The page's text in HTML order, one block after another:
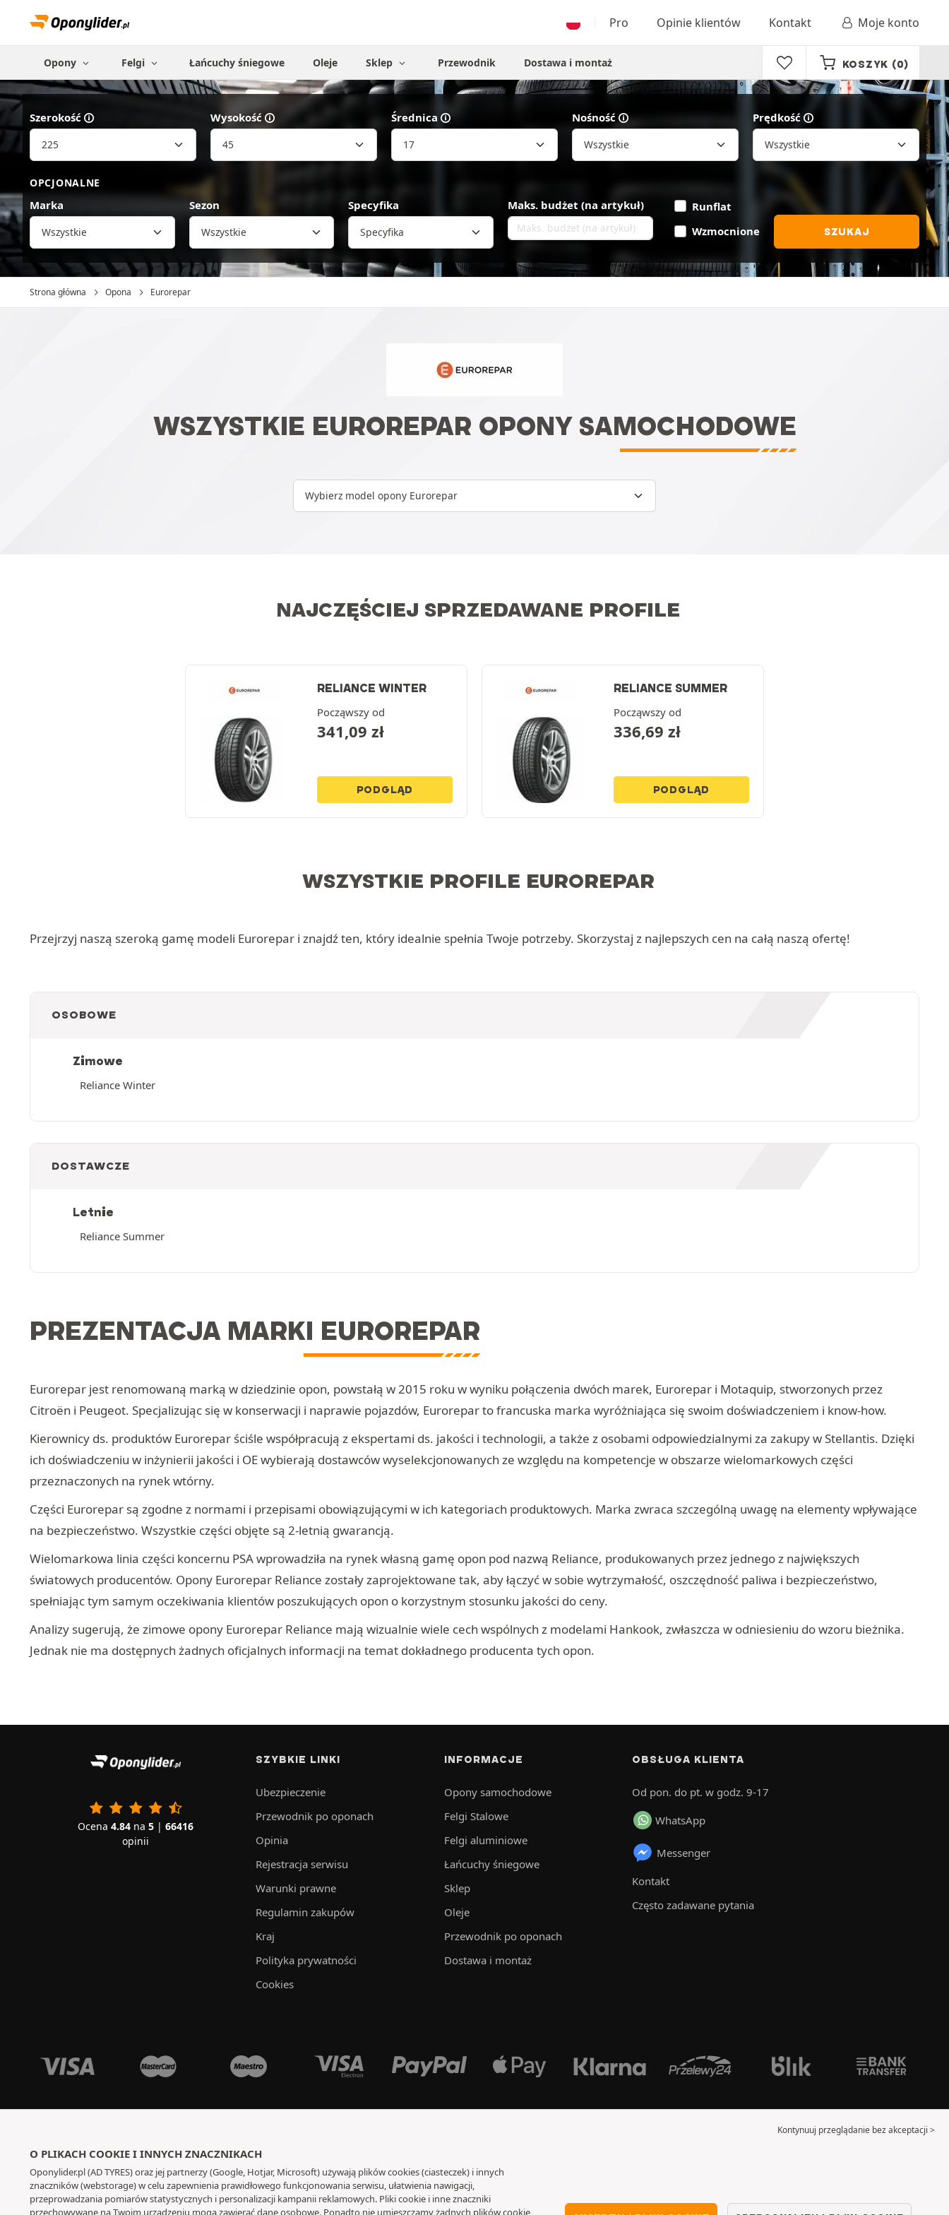
Pro Opinie klientów Kontakt Moje konto
Opony Felgi Łańcuchy śniegowe Oleje Sklep Przewodnik Dostawa i montaż KOSZYK (0)
Szerokość Wysokość Średnica Nośność Prędkość
OPCJONALNE
Marka
Wszystkie
Sezon Specyfika
Specyfika
Maks. budżet (na artykuł)
Runflat
Wzmocnione
SZUKAJ
Strona główna Opona Eurorepar
WSZYSTKIE EUROREPAR OPONY SAMOCHODOWE
Wybierz model opony Eurorepar
NAJCZĘŚCIEJ SPRZEDAWANE PROFILE
RELIANCE WINTER
Począwszy od
341,09 zł
PODGLĄD
RELIANCE SUMMER
Począwszy od
336,69 zł
PODGLĄD
WSZYSTKIE PROFILE EUROREPAR
Przejrzyj naszą szeroką gamę modeli Eurorepar i znajdź ten, który idealnie spełnia Twoje potrzeby. Skorzystaj z najlepszych cen na całą naszą ofertę!
OSOBOWE
Zimowe
Reliance Winter
DOSTAWCZE
Letnie
Reliance Summer
PREZENTACJA MARKI EUROREPAR
Eurorepar jest renomowaną marką w dziedzinie opon, powstałą w 2015 roku w wyniku połączenia dwóch marek, Eurorepar i Motaquip, stworzonych przez
Citroën i Peugeot. Specjalizując się w konserwacji i naprawie pojazdów, Eurorepar to francuska marka wyróżniająca się swoim doświadczeniem i know-how.
Kierownicy ds. produktów Eurorepar ściśle współpracują z ekspertami ds. jakości i technologii, a także z osobami odpowiedzialnymi za zakupy w Stellantis. Dzięki
ich doświadczeniu w inżynierii jakości i OE wybierają dostawców wyselekcjonowanych ze względu na kompetencje w obszarze wielomarkowych części
przeznaczonych na rynek wtórny.
Części Eurorepar są zgodne z normami i przepisami obowiązującymi w ich kategoriach produktowych. Marka zwraca szczególną uwagę na elementy wpływające
na bezpieczeństwo. Wszystkie części objęte są 2-letnią gwarancją.
Wielomarkowa linia części koncernu PSA wprowadziła na rynek własną gamę opon pod nazwą Reliance, produkowanych przez jednego z największych
światowych producentów. Opony Eurorepar Reliance zostały zaprojektowane tak, aby łączyć w sobie wytrzymałość, oszczędność paliwa i bezpieczeństwo,
spełniając tym samym oczekiwania klientów poszukujących opon o korzystnym stosunku jakości do ceny.
Analizy sugerują, że zimowe opony Eurorepar Reliance mają wizualnie wiele cech wspólnych z modelami Hankook, zwłaszcza w odniesieniu do wzoru bieżnika.
Jednak nie ma dostępnych żadnych oficjalnych informacji na temat dokładnego producenta tych opon.
Ocena 4.84 na 5 | 66416
opinii
SZYBKIE LINKI
Ubezpieczenie
Przewodnik po oponach
Opinia
Rejestracja serwisu
Warunki prawne
Regulamin zakupów
Kraj
Polityka prywatności
Cookies
INFORMACJE
Opony samochodowe
Felgi Stalowe
Felgi aluminiowe
Łańcuchy śniegowe
Sklep
Oleje
Przewodnik po oponach
Dostawa i montaż
OBSŁUGA KLIENTA
Od pon. do pt. w godz. 9-17
WhatsApp
Messenger
Kontakt
Często zadawane pytania
Kontynuuj przeglądanie bez akceptacji >
O PLIKACH COOKIE I INNYCH ZNACZNIKACH
Oponylider.pl (AD TYRES) oraz jej partnerzy (Google, Hotjar, Microsoft) używają plików cookies (ciasteczek) i innych
znaczników (webstorage) w celu zapewnienia prawidłowego funkcjonowania serwisu, ułatwienia nawigacji,
przeprowadzania pomiarów statystycznych i personalizacji kampanii reklamowych. Pliki cookie i inne znaczniki
przechowywane na Twoim urządzeniu mogą zawierać dane osobowe. Ponadto nie umieszczamy żadnych plików cookie